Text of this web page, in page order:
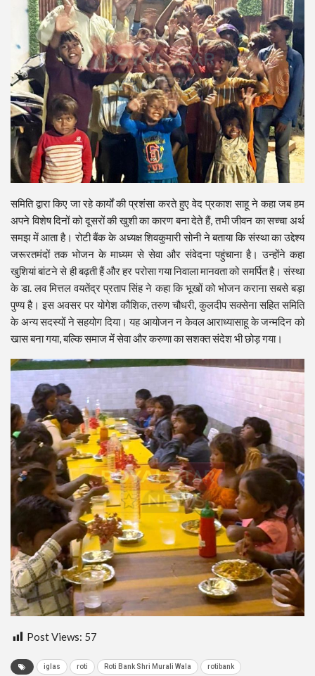
समिति द्वारा किए जा रहे कार्यों की प्रशंसा करते हुए वेद प्रकाश साहू ने कहा जब हम
अपने विशेष दिनों को दूसरों की खुशी का कारण बना देते हैं, तभी जीवन का सच्चा अर्थ
समझ में आता है। रोटी बैंक के अध्यक्ष शिवकुमारी सोनी ने बताया कि संस्था का उद्देश्य
जरूरतमंदों तक भोजन के माध्यम से सेवा और संवेदना पहुंचाना है। उन्होंने कहा
खुशियां बांटने से ही बढ़ती हैं और हर परोसा गया निवाला मानवता को समर्पित है। संस्था
के डा. लव मित्तल वयतेंद्र प्रताप सिंह ने कहा कि भूखों को भोजन कराना सबसे बड़ा
पुण्य है। इस अवसर पर योगेश कौशिक, तरुण चौधरी, कुलदीप सक्सेना सहित समिति
के अन्य सदस्यों ने सहयोग दिया। यह आयोजन न केवल आराध्यासाहू के जन्मदिन को
खास बना गया, बल्कि समाज में सेवा और करुणा का सशक्त संदेश भी छोड़ गया।
Post Views: 57
iglas roti Roti Bank Shri Murali Wala rotibank